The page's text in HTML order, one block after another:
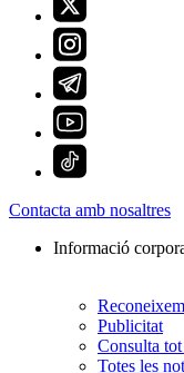
Contacta amb nosaltres
Informació
Publicitat
Consulta
Totes les